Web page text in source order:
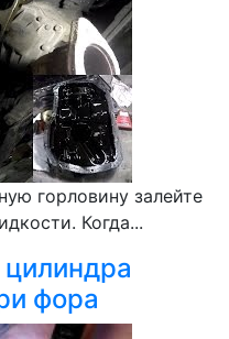
горловину залейте
Когда...
цилиндра
фора